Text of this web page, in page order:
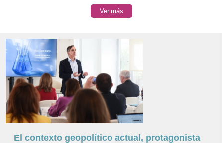
Ver más
El contexto geopolítico actual, protagonista